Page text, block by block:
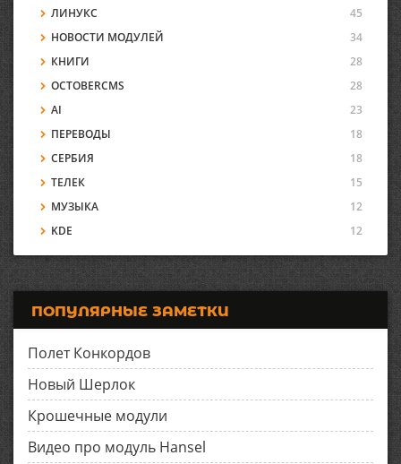
ЛИНУКС
45
НОВОСТИ МОДУЛЕЙ
34
КНИГИ
28
OCTOBERCMS
28
AI
23
ПЕРЕВОДЫ
18
СЕРБИЯ
18
ТЕЛЕК
15
МУЗЫКА
12
KDE
12
ПОПУЛЯРНЫЕ ЗАМЕТКИ
Полет Конкордов
Новый Шерлок
Крошечные модули
Видео про модуль Hansel